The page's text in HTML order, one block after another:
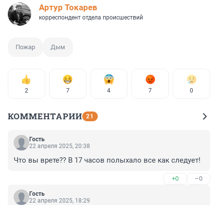
Артур Токарев
корреспондент отдела происшествий
Пожар Дым
2 7 4 7 0
КОММЕНТАРИИ 21
Гость
22 апреля 2025, 20:38
Что вы врете?? В 17 часов полыхало все как следует!
+0 –0
Гость
22 апреля 2025, 18:29